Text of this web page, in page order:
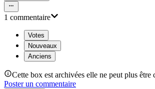
1 commentaire
Votes
Nouveaux
Anciens
Cette box est archivées elle ne peut plus être
Poster un commentaire